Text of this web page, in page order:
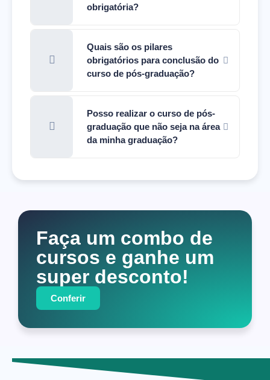
obrigatória?
Quais são os pilares
obrigatórios para conclusão do
curso de pós-graduação?
Posso realizar o curso de pós-
graduação que não seja na área
da minha graduação?
Faça um combo de
cursos e ganhe um
super desconto!
Conferir